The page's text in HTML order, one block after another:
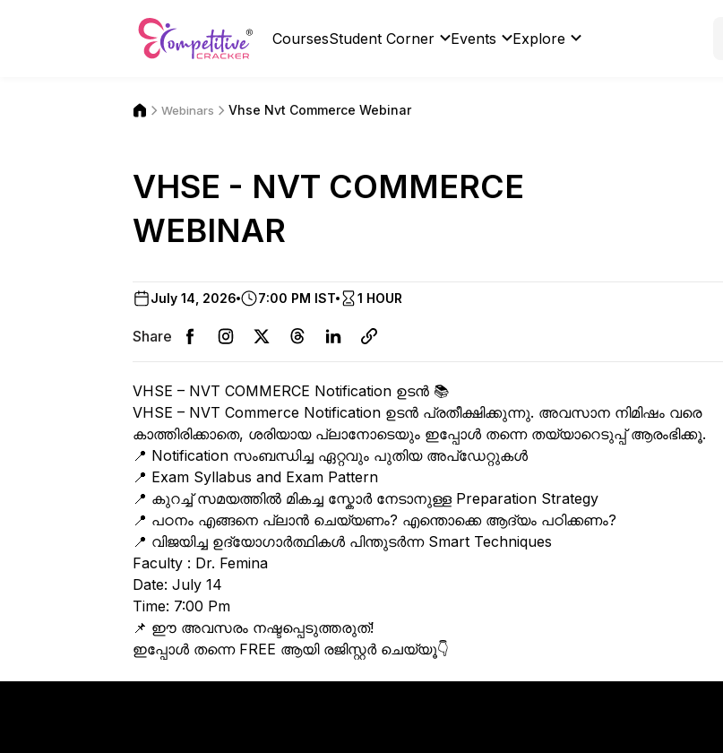
CoursesStudent Corner Events Explore
Webinars Vhse Nvt Commerce Webinar
VHSE - NVT COMMERCE
WEBINAR
July 14, 2026 7:00 PM IST 1 HOUR
Share
VHSE – NVT COMMERCE Notification ഉടൻ 📚
VHSE – NVT Commerce Notification ഉടൻ പ്രതീക്ഷിക്കുന്നു. അവസാന നിമിഷം വരെ
കാത്തിരിക്കാതെ, ശരിയായ പ്ലാനോടെയും ഇപ്പോൾ തന്നെ തയ്യാറെടുപ്പ് ആരംഭിക്കൂ.
📍 Notification സംബന്ധിച്ച ഏറ്റവും പുതിയ അപ്ഡേറ്റുകൾ
📍 Exam Syllabus and Exam Pattern
📍 കുറച്ച് സമയത്തിൽ മികച്ച സ്കോർ നേടാനുള്ള Preparation Strategy
📍 പഠനം എങ്ങനെ പ്ലാൻ ചെയ്യണം? എന്തൊക്കെ ആദ്യം പഠിക്കണം?
📍 വിജയിച്ച ഉദ്യോഗാർത്ഥികൾ പിന്തുടർന്ന Smart Techniques
Faculty : Dr. Femina
Date: July 14
Time: 7:00 Pm
📌 ഈ അവസരം നഷ്ടപ്പെടുത്തരുത്!
ഇപ്പോൾ തന്നെ FREE ആയി രജിസ്റ്റർ ചെയ്യൂ👇